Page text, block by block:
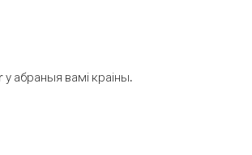
абраныя вамі краіны.